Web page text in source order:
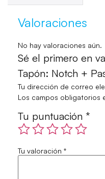
Valoraciones
No hay valoraciones aún.
Sé el primero en
Tapón: Notch +
Tu dirección de correo
Los campos obligatorios
Tu puntuación *
Tu valoración *